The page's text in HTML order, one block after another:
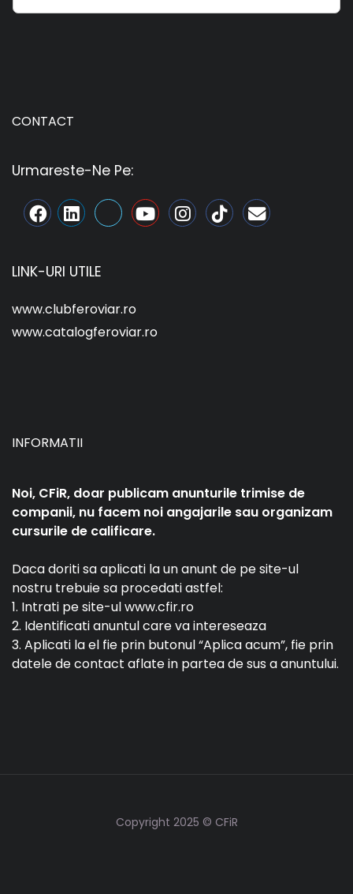
CONTACT
Urmareste-Ne Pe:
LINK-URI UTILE
www.clubferoviar.ro
www.catalogferoviar.ro
INFORMATII
Noi, CFiR, doar publicam anunturile trimise de
companii, nu facem noi angajarile sau organizam
cursurile de calificare.
Daca doriti sa aplicati la un anunt de pe site-ul
nostru trebuie sa procedati astfel:
1. Intrati pe site-ul www.cfir.ro
2. Identificati anuntul care va intereseaza
3. Aplicati la el fie prin butonul “Aplica acum”, fie prin
datele de contact aflate in partea de sus a anuntului.
Copyright 2025 © CFiR